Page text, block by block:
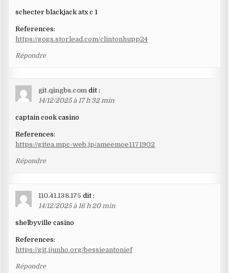
schecter blackjack atx c 1
References:
https://gogs.storlead.com/clintonhupp24
Répondre
git.qingbs.com dit :
14/12/2025 à 17 h 32 min
captain cook casino
References:
https://gitea.mpc-web.jp/ameemoe1171902
Répondre
110.41.138.175 dit :
14/12/2025 à 16 h 20 min
shelbyville casino
References:
https://git.jjunho.org/bessieantonief
Répondre